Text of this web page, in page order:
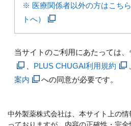
※ 医療関係者以外の方はこち
トへ）
当サイトのご利用にあたっては、
PLUS CHUGAI利用規約
案内
への同意が必要です。
中外製薬株式会社は、本サイト上の
っておりますが、内容の正確性・完